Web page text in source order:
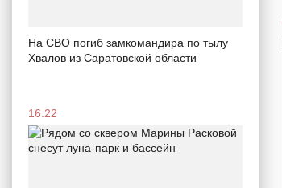
На СВО погиб замкомандира по тылу
Хвалов из Саратовской области
16:22